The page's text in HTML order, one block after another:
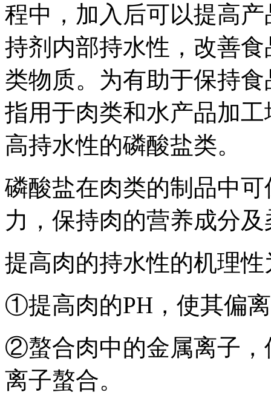
程中，加入后可以提高
持剂 内部持水性，改善
类物质。为有助于保持
指用于肉类和水产品加
高持水性的磷酸盐类。
磷酸盐在肉类的制品中
力，保持肉的营养成分
提高肉的持水性的机理性
①提高肉的PH，使其偏
②螯合肉中的金属离子，
离子螯合。